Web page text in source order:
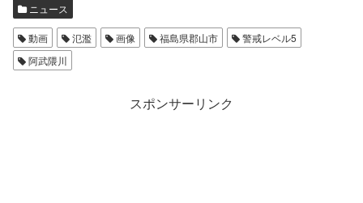
ニュース
動画 氾濫 画像 福島県郡山市
警戒レベル5
阿武隈川
スポンサーリンク